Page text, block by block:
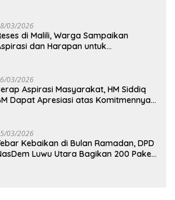
03/2026
di Malili, Warga Sampaikan
dan Harapan untuk
03/2026
Aspirasi Masyarakat, HM Siddiq
Dapat Apresiasi atas Komitmennya
03/2026
Kebaikan di Bulan Ramadan, DPD
Luwu Utara Bagikan 200 Paket